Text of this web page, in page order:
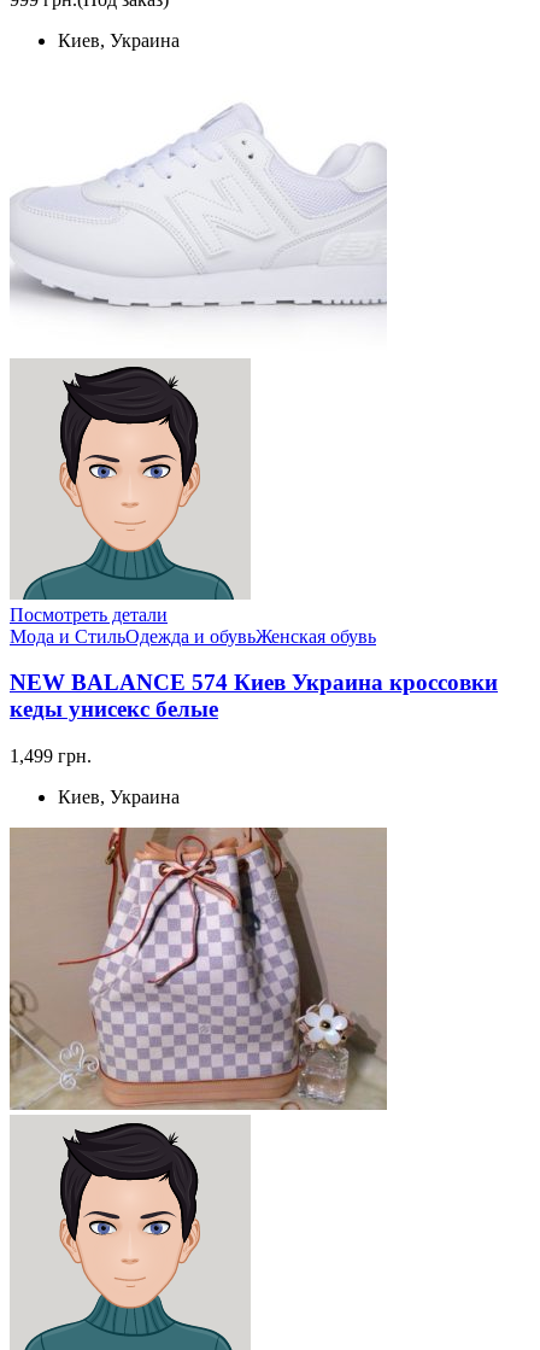
Киев, Украина
Посмотреть детали
Мода и СтильОдежда и обувьЖенская обувь
NEW BALANCE 574 Киев Украина кроссовки
кеды унисекс белые
1,499 грн.
Киев, Украина